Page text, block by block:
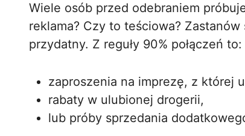
Wiele osób przed odebraniem
reklama? Czy to teściowa?
przydatny. Z reguły 90% połączeń to:
zaproszenia na imprezę, z której
rabaty w ulubionej drogerii,
lub próby sprzedania